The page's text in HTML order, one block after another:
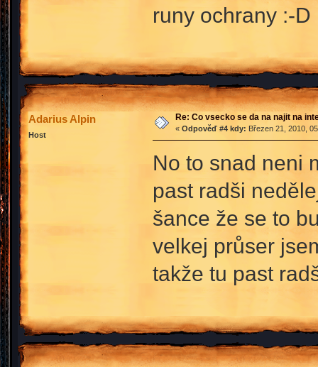
runy ochrany :-D
Adarius Alpin
Host
Re: Co vsecko se da na najit na
« Odpověď #4 kdy: Březen 21, 2010,
No to snad neni
past radši
šance že se to
velkej průser
takže tu past